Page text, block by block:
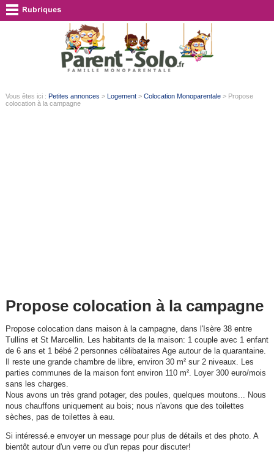
Vous êtes ici : Petites annonces > Logement> Colocation Monoparentale> Propose
colocation à la campagne
Propose colocation à la campagne
Propose colocation dans maison à la campagne, dans l'Isère 38 entre
Tullins et St Marcellin. Les habitants de la maison: 1 couple avec 1 enfant
de 6 ans et 1 bébé 2 personnes célibataires Age autour de la quarantaine.
Il reste une grande chambre de libre, environ 30 m² sur 2 niveaux. Les
parties communes de la maison font environ 110 m². Loyer 300 euro/mois
sans les charges.
Nous avons un très grand potager, des poules, quelques moutons... Nous
nous chauffons uniquement au bois; nous n'avons que des toilettes
sèches, pas de toilettes à eau.
Si intéressé.e envoyer un message pour plus de détails et des photo. A
bientôt autour d'un verre ou d'un repas pour discuter!